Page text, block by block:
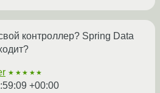
контроллер? Spring Data
★★★★★
+00:00